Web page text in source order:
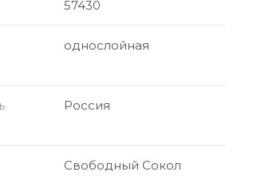
57430
однослойная
Россия
Свободный Сокол